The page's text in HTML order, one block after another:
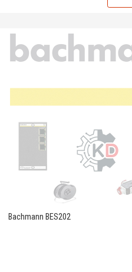
Bachmann BES202